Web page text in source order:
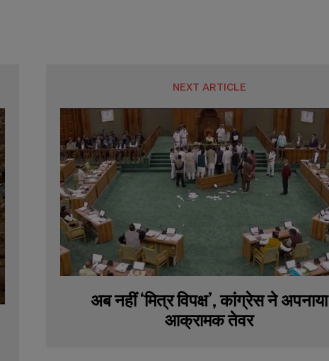
NEXT ARTICLE
अब नहीं ‘मित्र विपक्ष’, कांग्रेस ने अपनाया
आक्रामक तेवर